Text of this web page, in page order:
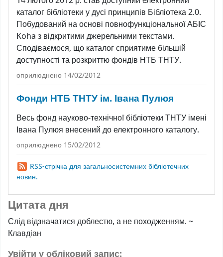
каталог бібліотеки у дусі принципів Бібліотека 2.0.
Побудований на основі повнофункціональної АБІС
Koha з відкритими джерельними текстами.
Сподіваємося, що каталог сприятиме більшій
доступності та розкриттю фондів НТБ ТНТУ.
оприлюднено 14/02/2012
Фонди НТБ ТНТУ ім. Івана Пулюя
Весь фонд науково-технічної бібліотеки ТНТУ імені
Івана Пулюя внесений до електронного каталогу.
оприлюднено 15/02/2012
RSS-стрічка для загальносистемних бібліотечних
новин.
Цитата дня
Слід відзначатися доблестю, а не походженням. ~
Клавдіан
Увійти у обліковий запис: